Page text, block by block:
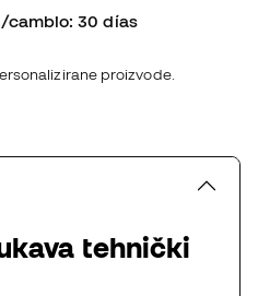
cambio: 30 días
proizvode.
tehnički